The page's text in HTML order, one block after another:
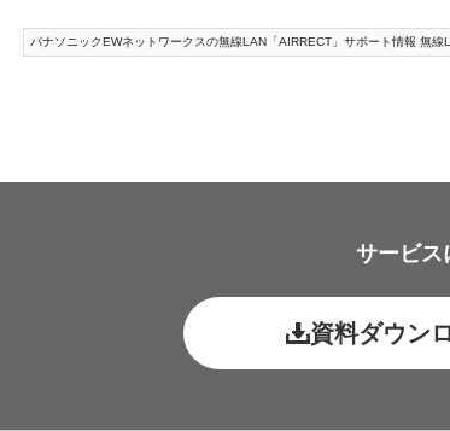
パナソニックEWネットワークスの無線LAN「AIRRECT」サポート情報 無線
サービス
資料ダウン